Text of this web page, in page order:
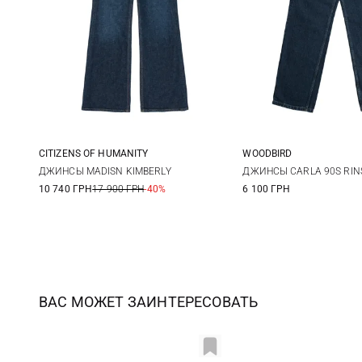
24 25 26
CITIZENS OF HUMANITY
ДЖИНСЫ MADISN KIMBERLY
10 740 ГРН17 900 ГРН-40%
24/31 25/31
WOODBIRD
ДЖИНСЫ CARLA 90S
6 100 ГРН
ВАС МОЖЕТ ЗАИНТЕРЕСОВАТЬ